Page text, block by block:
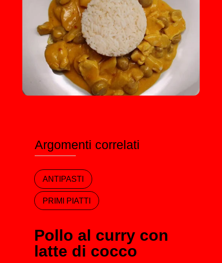
Argomenti correlati
ANTIPASTI
PRIMI PIATTI
Pollo al curry con
latte di cocco